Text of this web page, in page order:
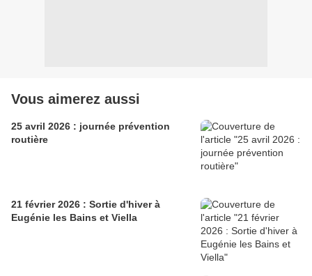
Vous aimerez aussi
25 avril 2026 : journée prévention
routière
21 février 2026 : Sortie d'hiver à
Eugénie les Bains et Viella